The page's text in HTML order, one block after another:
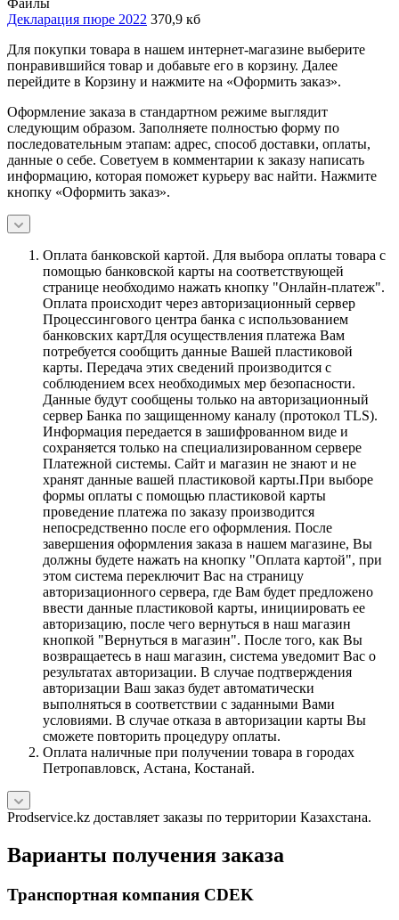
Декларация пюре 2022 370,9 кб
Для покупки товара в нашем интернет-магазине выберите
понравившийся товар и добавьте его в корзину. Далее
перейдите в Корзину и нажмите на «Оформить заказ».
Оформление заказа в стандартном режиме выглядит
следующим образом. Заполняете полностью форму по
последовательным этапам: адрес, способ доставки, оплаты,
данные о себе. Советуем в комментарии к заказу написать
информацию, которая поможет курьеру вас найти. Нажмите
кнопку «Оформить заказ».
Оплата банковской картой. Для выбора оплаты товара с
помощью банковской карты на соответствующей
странице необходимо нажать кнопку "Онлайн-платеж".
Оплата происходит через авторизационный сервер
Процессингового центра банка с использованием
банковских картДля осуществления платежа Вам
потребуется сообщить данные Вашей пластиковой
карты. Передача этих сведений производится с
соблюдением всех необходимых мер безопасности.
Данные будут сообщены только на авторизационный
сервер Банка по защищенному каналу (протокол TLS).
Информация передается в зашифрованном виде и
сохраняется только на специализированном сервере
Платежной системы. Сайт и магазин не знают и не
хранят данные вашей пластиковой карты.При выборе
формы оплаты с помощью пластиковой карты
проведение платежа по заказу производится
непосредственно после его оформления. После
завершения оформления заказа в нашем магазине, Вы
должны будете нажать на кнопку "Оплата картой", при
этом система переключит Вас на страницу
авторизационного сервера, где Вам будет предложено
ввести данные пластиковой карты, инициировать ее
авторизацию, после чего вернуться в наш магазин
кнопкой "Вернуться в магазин". После того, как Вы
возвращаетесь в наш магазин, система уведомит Вас о
результатах авторизации. В случае подтверждения
авторизации Ваш заказ будет автоматически
выполняться в соответствии с заданными Вами
условиями. В случае отказа в авторизации карты Вы
сможете повторить процедуру оплаты.
Оплата наличные при получении товара в городах
Петропавловск, Астана, Костанай.
Prodservice.kz доставляет заказы по территории Казахстана.
Варианты получения заказа
Транспортная компания CDEK